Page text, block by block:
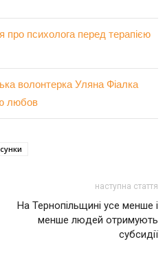
про психолога перед терапією
волонтерка Уляна Фіалка
любов
наступна стаття
На Тернопільщині усе менше і
менше людей отримують
субсидії